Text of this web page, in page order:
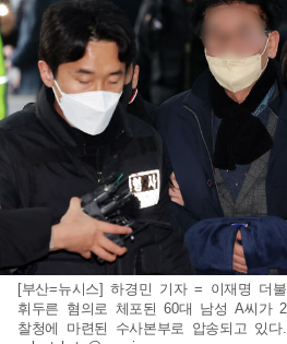
[부산=뉴시스] 하경민 기자 = 이재명 더
휘두른 혐의로 체포된 60대 남성 A씨가
찰청에 마련된 수사본부로 압송되고 있다